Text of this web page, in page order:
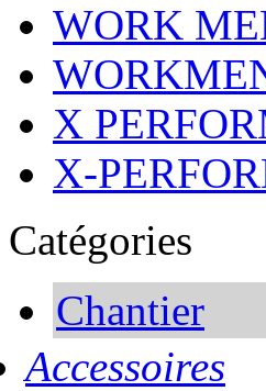
WORK
X
X-
Catégories
Chantier
Accessoires